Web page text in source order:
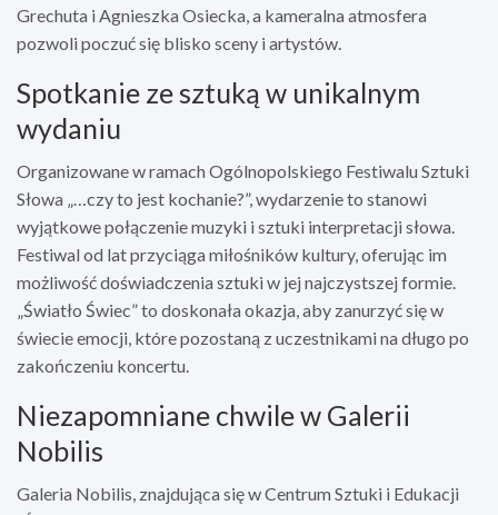
Grechuta i Agnieszka Osiecka, a kameralna atmosfera
pozwoli poczuć się blisko sceny i artystów.
Spotkanie ze sztuką w unikalnym
wydaniu
Organizowane w ramach Ogólnopolskiego Festiwalu Sztuki
Słowa „…czy to jest kochanie?”, wydarzenie to stanowi
wyjątkowe połączenie muzyki i sztuki interpretacji słowa.
Festiwal od lat przyciąga miłośników kultury, oferując im
możliwość doświadczenia sztuki w jej najczystszej formie.
„Światło Świec” to doskonała okazja, aby zanurzyć się w
świecie emocji, które pozostaną z uczestnikami na długo po
zakończeniu koncertu.
Niezapomniane chwile w Galerii
Nobilis
Galeria Nobilis, znajdująca się w Centrum Sztuki i Edukacji